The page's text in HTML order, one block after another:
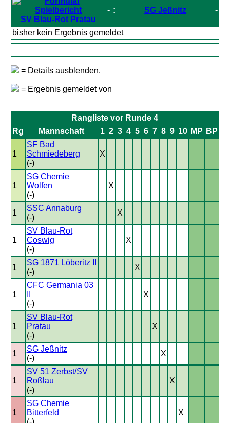
SV Blau-Rot Pratau
- : SG Jeßnitz -
bisher kein Ergebnis gemeldet
= Details ausblenden.
= Ergebnis gemeldet von
Rangliste vor Runde 4
Rg
Mannschaft 1 2 3 4 5 6 7 8 9 10 MP BP
1
SF Bad
Schmiedeberg
(-)
X
1
SG Chemie
Wolfen
(-)
X
1
SSC Annaburg
(-)
X
1
SV Blau-Rot
Coswig
(-)
X
1
SG 1871 Löberitz II
(-)
X
1
CFC Germania 03
(-)
X
1
SV Blau-Rot
Pratau
(-)
X
1
SG Jeßnitz
(-)
X
1
SV 51 Zerbst/SV
Roßlau
(-)
X
1
SG Chemie
Bitterfeld
X